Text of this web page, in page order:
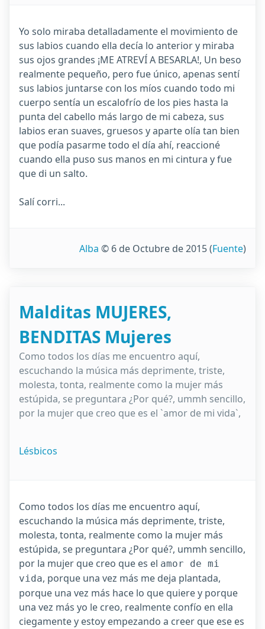
Yo solo miraba detalladamente el movimiento de
sus labios cuando ella decía lo anterior y miraba
sus ojos grandes ¡ME ATREVÍ A BESARLA!, Un beso
realmente pequeño, pero fue único, apenas sentí
sus labios juntarse con los míos cuando todo mi
cuerpo sentía un escalofrío de los pies hasta la
punta del cabello más largo de mi cabeza, sus
labios eran suaves, gruesos y aparte olía tan bien
que podía pasarme todo el día ahí, reaccioné
cuando ella puso sus manos en mi cintura y fue
que di un salto.
Salí corri...
Alba © 6 de Octubre de 2015(Fuente)
Malditas MUJERES,
BENDITAS Mujeres
Como todos los días me encuentro aquí,
escuchando la música más deprimente, triste,
molesta, tonta, realmente como la mujer más
estúpida, se preguntara ¿Por qué?, ummh sencillo,
por la mujer que creo que es el `amor de mi vida`,
Lésbicos
Como todos los días me encuentro aquí,
escuchando la música más deprimente, triste,
molesta, tonta, realmente como la mujer más
estúpida, se preguntara ¿Por qué?, ummh sencillo,
por la mujer que creo que es el amor de mi
vida, porque una vez más me deja plantada,
porque una vez más hace lo que quiere y porque
una vez más yo le creo, realmente confío en ella
ciegamente y estoy empezando a creer que ese es